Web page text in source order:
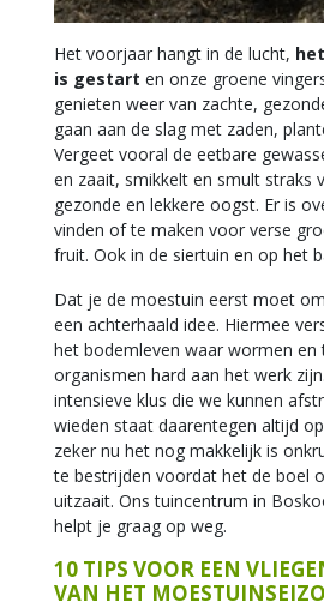
Het voorjaar hangt in de lucht,
is gestart en onze groene
genieten weer van zachte,
gaan aan de slag met zaden,
Vergeet vooral de eetbare
en zaait, smikkelt en smult straks
gezonde en lekkere oogst. Er is
vinden of te maken voor verse
fruit. Ook in de siertuin en op het
Dat je de moestuin eerst moet
een achterhaald idee. Hiermee
het bodemleven waar wormen en
organismen hard aan het werk
intensieve klus die we kunnen
wieden staat daarentegen altijd
zeker nu het nog makkelijk is
te bestrijden voordat het de boel
uitzaait. Ons tuincentrum in
helpt je graag op weg.
10 TIPS VOOR EEN
VAN HET